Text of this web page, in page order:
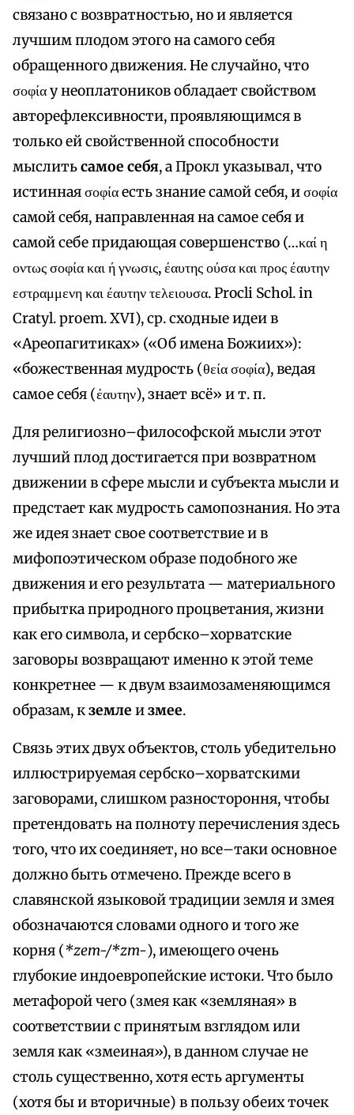
связано с возвратностью, но и является
лучшим плодом этого на самого себя
обращенного движения. Не случайно, что
σοφία у неоплатоников обладает свойством
авторефлексивности, проявляющимся в
только ей свойственной способности
мыслитьсамое себя, а Прокл указывал, что
истинная σοφία есть знание самой себя, и σοφία
самой себя, направленная на самое себя и
самой себе придающая совершенство (…καί η
οντως σοφία και ή γνωσις, έαυτης ούσα και προς έαυτην
εστραμμενη και έαυτην τελειουσα. Procli Schol. in
Cratyl. proem. XVI), ср. сходные идеи в
«Ареопагитиках» («Об имена Божиих»):
«божественная мудрость (θεία σοφία), ведая
самое себя (έαυτην), знает всё» и т. п.
Для религиозно–философской мысли этот
лучший плод достигается при возвратном
движении в сфере мысли и субъекта мысли и
предстает как мудрость самопознания. Но эта
же идея знает свое соответствие и в
мифопоэтическом образе подобного же
движения и его результата — материального
прибытка природного процветания, жизни
как его символа, и сербско–хорватские
заговоры возвращают именно к этой теме
конкретнее — к двум взаимозаменяющимся
образам, кземле измее.
Связь этих двух объектов, столь убедительно
иллюстрируемая сербско–хорватскими
заговорами, слишком разностороння, чтобы
претендовать на полноту перечисления здесь
того, что их соединяет, но все–таки основное
должно быть отмечено. Прежде всего в
славянской языковой традиции земля и змея
обозначаются словами одного и того же
корня (*zem-/*zm-), имеющего очень
глубокие индоевропейские истоки. Что было
метафорой чего (змея как «земляная» в
соответствии с принятым взглядом или
земля как «змеиная»), в данном случае не
столь существенно, хотя есть аргументы
(хотя бы и вторичные) в пользу обеих точек